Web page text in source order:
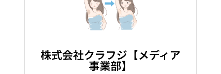
株式会社クラフジ【メディア
事業部】